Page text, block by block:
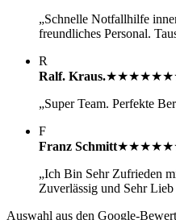
„Schnelle Notfallhilfe
freundliches Personal.
R
Ralf. Kraus.★★★★★
„Super Team. Perfekte
F
Franz Schmitt★★★★★
„Ich Bin Sehr Zufrieden
Zuverlässig und Sehr
Auswahl aus den Google-